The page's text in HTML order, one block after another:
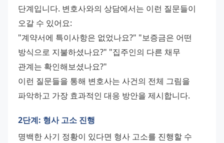
단계입니다. 변호사와의 상담에서는 이런 질문들이
오갈 수 있어요:
"계약서에 특이사항은 없었나요?" "보증금은 어떤
방식으로 지불하셨나요?" "집주인의 다른 채무
관계는 확인해보셨나요?"
이런 질문들을 통해 변호사는 사건의 전체 그림을
파악하고 가장 효과적인 대응 방안을 제시합니다.
2단계: 형사 고소 진행
명백한 사기 정황이 있다면 형사 고소를 진행할 수